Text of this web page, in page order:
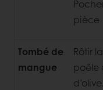
pièce
Tombé de
mangue
Rôtir
poêle
d’olive.